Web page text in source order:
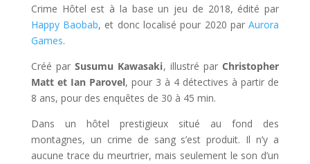
Crime Hôtel est à la base un jeu de 2018, édité par
Happy Baobab, et donc localisé pour 2020 parAurora
Games.
Créé parSusumu Kawasaki, illustré parChristopher
Matt et Ian Parovel, pour 3 à 4 détectives à partir de
8 ans, pour des enquêtes de 30 à 45 min.
Dans un hôtel prestigieux situé au fond des
montagnes, un crime de sang s’est produit. Il n’y a
aucune trace du meurtrier, mais seulement le son d’un